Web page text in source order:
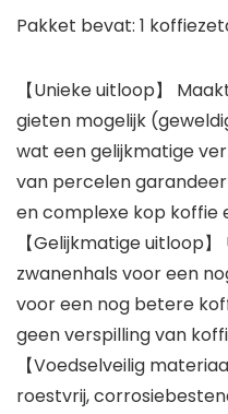
Pakket bevat: 1
【Unieke uitloop】
gieten mogelijk
wat een gelijkmatige
van percelen
en complexe kop koffie
【Gelijkmatige uitloop
zwanenhals voor een
voor een nog betere
geen verspilling van
【Voedselveilig
roestvrij,